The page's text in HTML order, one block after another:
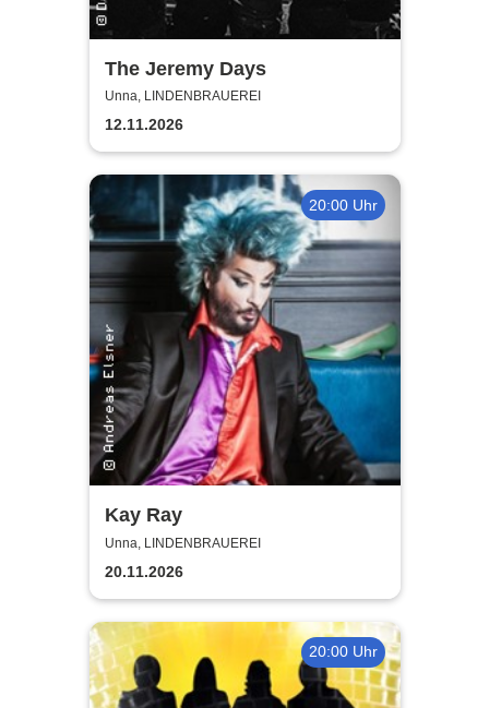
The Jeremy Days
Unna, LINDENBRAUEREI
12.11.2026
20:00 Uhr
Kay Ray
Unna, LINDENBRAUEREI
20.11.2026
20:00 Uhr